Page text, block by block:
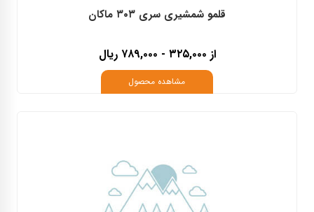
قلمو شمشیری سری ۳۰۳ ماکان
از ۳۲۵,۰۰۰ - ۷۸۹,۰۰۰ ریال
مشاهده محصول